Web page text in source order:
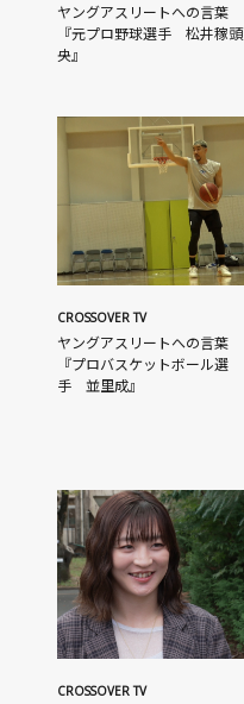
ヤングアスリートへの言葉
『元プロ野球選手 松井稼頭
央』
CROSSOVER TV
ヤングアスリートへの言葉
『プロバスケットボール選
手 並里成』
CROSSOVER TV